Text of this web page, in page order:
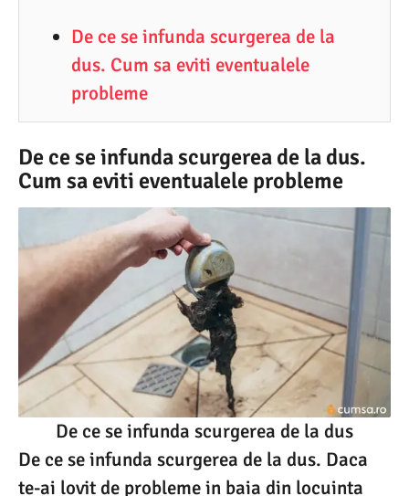
5
De ce se infunda scurgerea de la
dus. Cum sa eviti eventualele
probleme
De ce se infunda scurgerea de la dus.
Cum sa eviti eventualele probleme
De ce se infunda scurgerea de la dus
De ce se infunda scurgerea de la dus. Daca
te-ai lovit de probleme in baia din locuinta